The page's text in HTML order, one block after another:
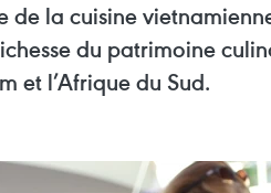
la cuisine
du patrimoine
et l’Afrique du Sud.